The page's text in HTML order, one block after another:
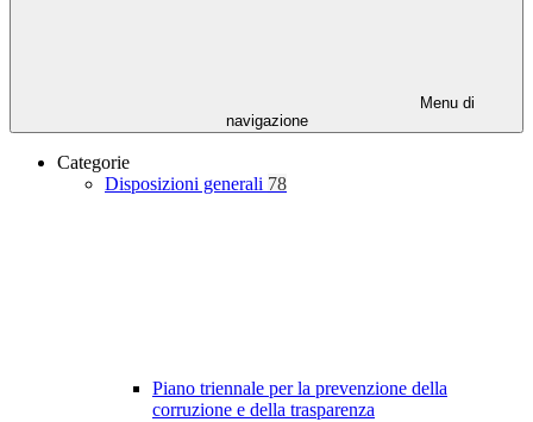
Menu di
navigazione
Categorie
Disposizioni generali 78
Piano triennale per la prevenzione della
corruzione e della trasparenza